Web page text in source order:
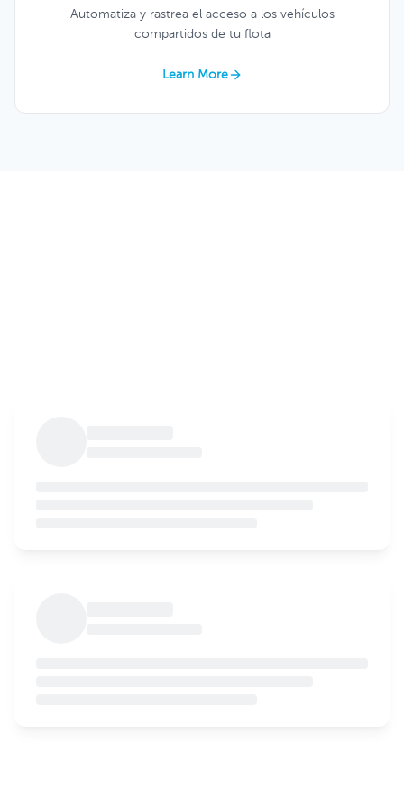
Automatiza y rastrea el acceso a los vehículos
compartidos de tu flota
Learn More